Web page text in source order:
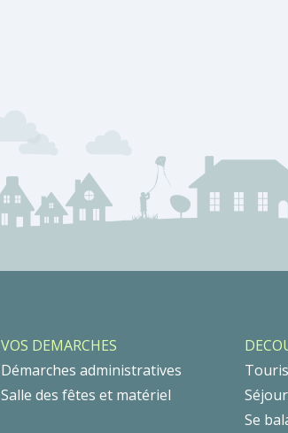
VOS DEMARCHES
Démarches administratives
Salle des fêtes et matériel
Se